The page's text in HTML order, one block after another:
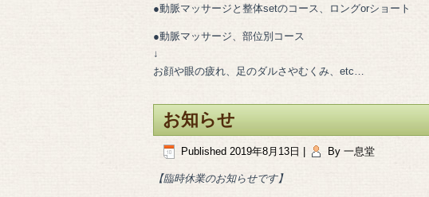
●動脈マッサージと整体setのコース、ロングorショート
●動脈マッサージ、部位別コース
↓
お顔や眼の疲れ、足のダルさやむくみ、etc…
お知らせ
Published 2019年8月13日 | By 一息堂
【臨時休業のお知らせです】